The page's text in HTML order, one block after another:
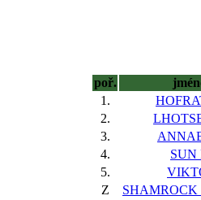
poř.
1.
2.
3.
4.
SUN
5.
Z
SHAMROCK